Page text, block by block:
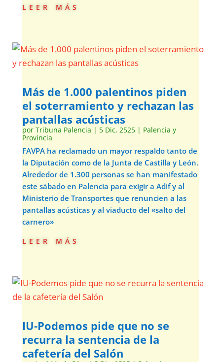
leer más
Más de 1.000 palentinos piden
el soterramiento y rechazan las
pantallas acústicas
por Tribuna Palencia | 5 Dic, 2525| Palencia y
Provincia
FAVPA ha reclamado un mayor respaldo tanto de
la Diputación como de la Junta de Castilla y León.
Alrededor de 1.300 personas se han manifestado
este sábado en Palencia para exigir a Adif y al
Ministerio de Transportes que renuncien a las
pantallas acústicas y al viaducto del «salto del
carnero»
leer más
IU-Podemos pide que no se
recurra la sentencia de la
cafetería del Salón